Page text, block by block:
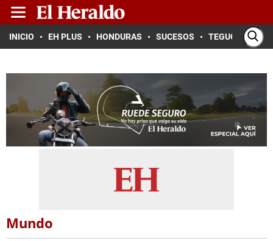
INICIO EH PLUS HONDURAS SUCESOS TEGUCIGALPA
Mundo